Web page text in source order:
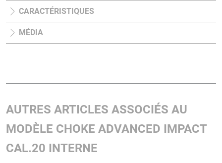
CARACTÉRISTIQUES
MÉDIA
AUTRES ARTICLES ASSOCIÉS AU
MODÈLE CHOKE ADVANCED IMPACT
CAL.20 INTERNE